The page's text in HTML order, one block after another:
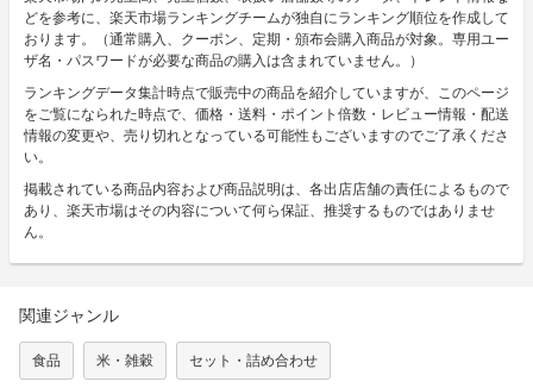
どを参考に、楽天市場ランキングチームが独自にランキング順位を作成して
おります。（通常購入、クーポン、定期・頒布会購入商品が対象。専用ユー
ザ名・パスワードが必要な商品の購入は含まれていません。）
ランキングデータ集計時点で販売中の商品を紹介していますが、このページ
をご覧になられた時点で、価格・送料・ポイント倍数・レビュー情報・配送
情報の変更や、売り切れとなっている可能性もございますのでご了承くださ
い。
掲載されている商品内容および商品説明は、各出店店舗の責任によるもので
あり、楽天市場はその内容について何ら保証、推奨するものではありませ
ん。
関連ジャンル
食品 米・雑穀 セット・詰め合わせ